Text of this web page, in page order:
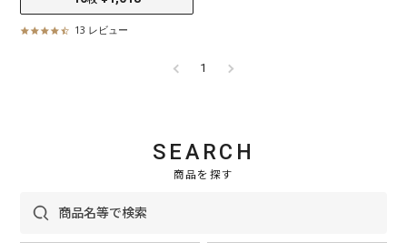
g
13 レビュー
1
SEARCH
商品を探す